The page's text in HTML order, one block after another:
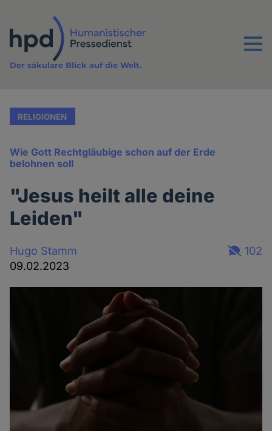
Inhalt
Menu
Der säkulare Blick auf die Welt.
RELIGIONEN
Wie Gott Rechtgläubige schon auf der Erde
belohnen soll
"Jesus heilt alle deine
Leiden"
Hugo Stamm
09.02.2023
102